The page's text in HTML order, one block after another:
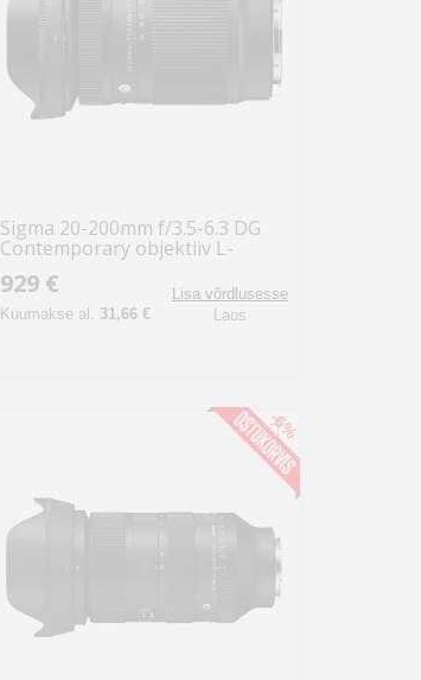
Sigma 20-200mm f/3.5-6.3 DG
Contemporary objektiiv L-
bajonett
929 €
Kuumakse al. 31,66 €
Lisa võrdlusesse
Laos
-6%